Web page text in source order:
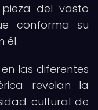
del vasto
conforma su
él.
las diferentes
revelan la
cultural de